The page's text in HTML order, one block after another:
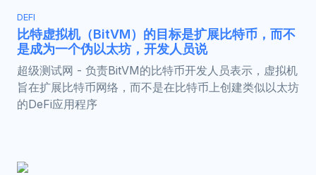
DEFI
比特虚拟机（BitVM）的目标是扩展比特币，而不
是成为一个伪以太坊，开发人员说
超级测试网 - 负责BitVM的比特币开发人员表示，虚拟机
旨在扩展比特币网络，而不是在比特币上创建类似以太坊
的DeFi应用程序